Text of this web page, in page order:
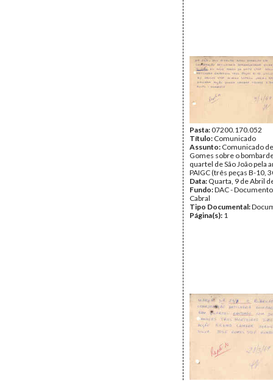
Pasta:07200.170.052
Título: Comunicado
Assunto: Comunicado
Gomes sobre o
quartel de São João pela
PAIGC (três peças B-10,
Data: Quarta, 9 de Abril
Fundo:DAC -
Cabral
Tipo Documental:
Página(s): 1